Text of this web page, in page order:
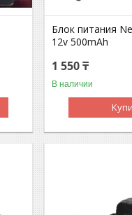
Блок питания
12v 500mAh
1 550 ₸
В наличии